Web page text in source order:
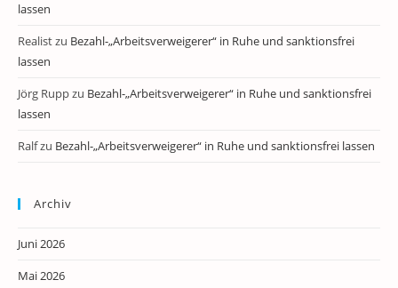
lassen
Realistzu Bezahl-„Arbeitsverweigerer“ in Ruhe und sanktionsfrei
lassen
Jörg Ruppzu Bezahl-„Arbeitsverweigerer“ in Ruhe und sanktionsfrei
lassen
Ralfzu Bezahl-„Arbeitsverweigerer“ in Ruhe und sanktionsfrei lassen
Archiv
Juni 2026
Mai 2026